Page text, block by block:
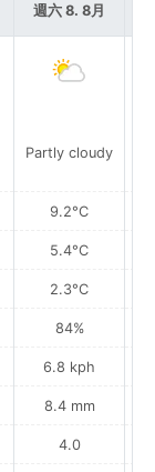
週六 8. 8月
Partly cloudy
9.2°C
5.4°C
2.3°C
84%
6.8 kph
8.4 mm
4.0